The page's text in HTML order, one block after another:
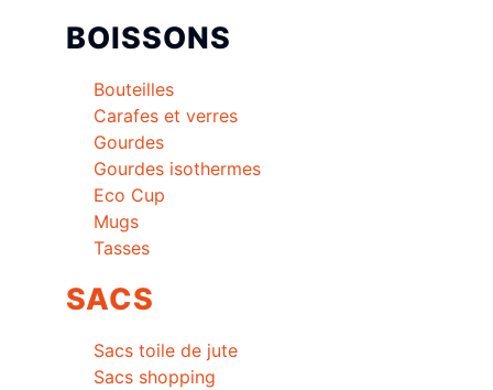
BOISSONS
Bouteilles
Carafes et verres
Gourdes
Gourdes isothermes
Eco Cup
Mugs
Tasses
SACS
Sacs toile de jute
Sacs shopping